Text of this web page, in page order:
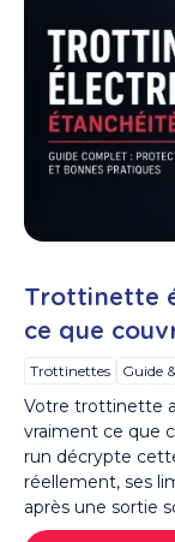
Trottinette
ce que
Trottinettes Guide
Votre trottinette
vraiment ce que
run décrypte
réellement, ses
après une sortie